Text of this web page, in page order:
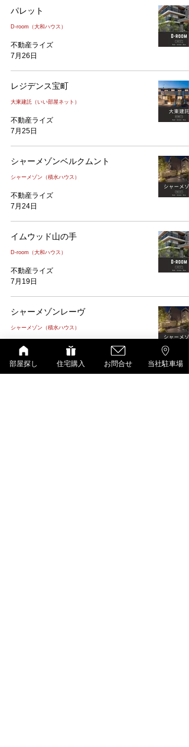
パレット
D-room（大和ハウス）
不動産ライズ
7月26日
レジデンス宝町
大東建託（いい部屋ネット）
不動産ライズ
7月25日
シャーメゾンベルクムント
シャーメゾン（積水ハウス）
不動産ライズ
7月24日
イムウッド山の手
D-room（大和ハウス）
不動産ライズ
7月19日
シャーメゾンレーヴ
シャーメゾン（積水ハウス）
不動産ライズ
7月18日
部屋探し 住宅購入 お問合せ 当社駐車場